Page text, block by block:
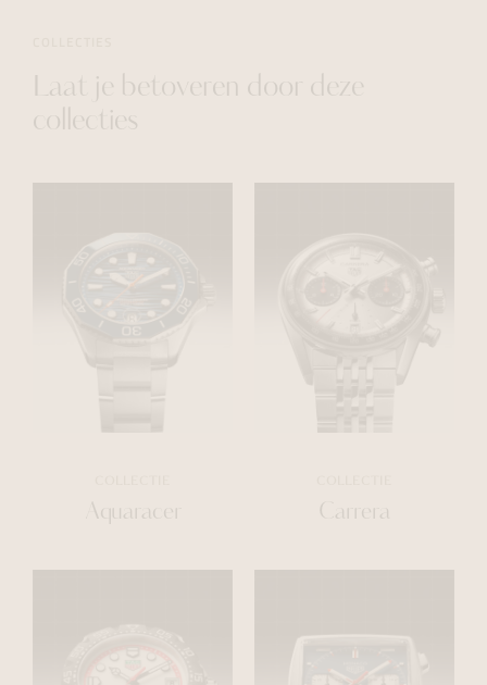
Laat je betoveren door deze
collecties
Aquaracer Carrera